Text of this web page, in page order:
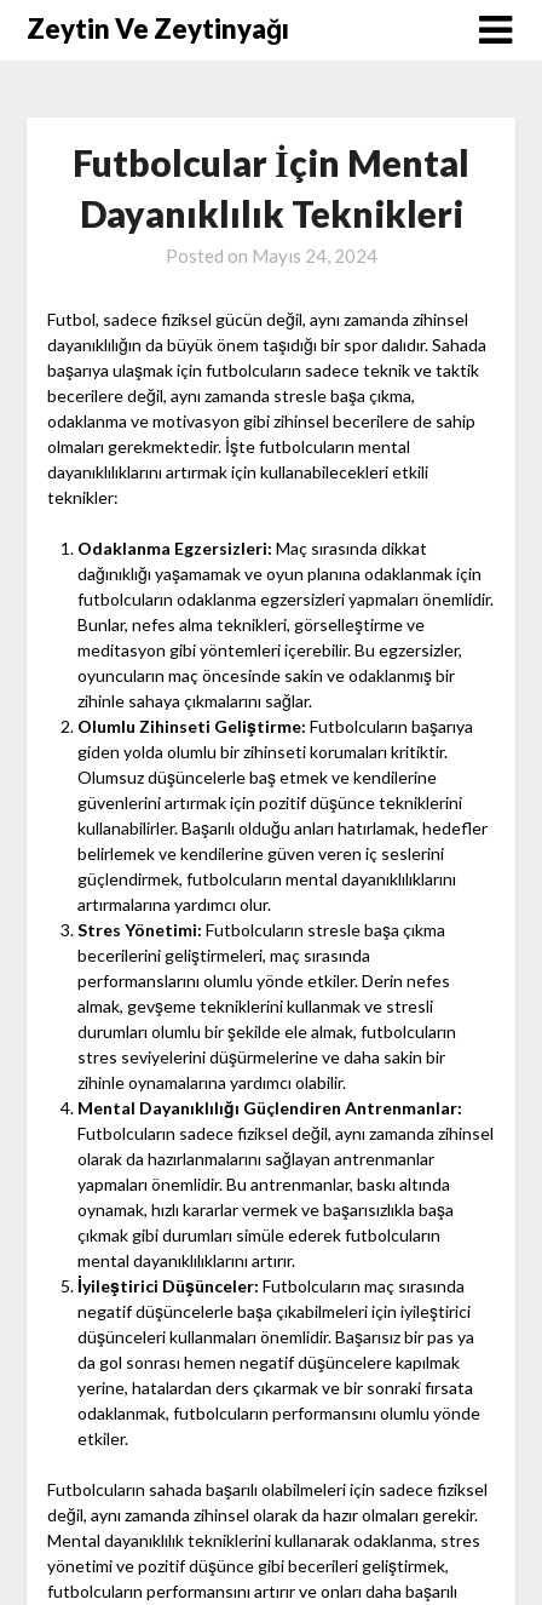
SkipZeytin Ve Zeytinyağı
Futbolcular İçin Mental
Dayanıklılık Teknikleri
Posted on Mayıs 24, 2024
Futbol, sadece fiziksel gücün değil, aynı zamanda zihinsel
dayanıklılığın da büyük önem taşıdığı bir spor dalıdır. Sahada
başarıya ulaşmak için futbolcuların sadece teknik ve taktik
becerilere değil, aynı zamanda stresle başa çıkma,
odaklanma ve motivasyon gibi zihinsel becerilere de sahip
olmaları gerekmektedir. İşte futbolcuların mental
dayanıklılıklarını artırmak için kullanabilecekleri etkili
teknikler:
Odaklanma Egzersizleri: Maç sırasında dikkat
dağınıklığı yaşamamak ve oyun planına odaklanmak için
futbolcuların odaklanma egzersizleri yapmaları önemlidir.
Bunlar, nefes alma teknikleri, görselleştirme ve
meditasyon gibi yöntemleri içerebilir. Bu egzersizler,
oyuncuların maç öncesinde sakin ve odaklanmış bir
zihinle sahaya çıkmalarını sağlar.
Olumlu Zihinseti Geliştirme: Futbolcuların başarıya
giden yolda olumlu bir zihinseti korumaları kritiktir.
Olumsuz düşüncelerle baş etmek ve kendilerine
güvenlerini artırmak için pozitif düşünce tekniklerini
kullanabilirler. Başarılı olduğu anları hatırlamak, hedefler
belirlemek ve kendilerine güven veren iç seslerini
güçlendirmek, futbolcuların mental dayanıklılıklarını
artırmalarına yardımcı olur.
Stres Yönetimi: Futbolcuların stresle başa çıkma
becerilerini geliştirmeleri, maç sırasında
performanslarını olumlu yönde etkiler. Derin nefes
almak, gevşeme tekniklerini kullanmak ve stresli
durumları olumlu bir şekilde ele almak, futbolcuların
stres seviyelerini düşürmelerine ve daha sakin bir
zihinle oynamalarına yardımcı olabilir.
Mental Dayanıklılığı Güçlendiren Antrenmanlar:
Futbolcuların sadece fiziksel değil, aynı zamanda zihinsel
olarak da hazırlanmalarını sağlayan antrenmanlar
yapmaları önemlidir. Bu antrenmanlar, baskı altında
oynamak, hızlı kararlar vermek ve başarısızlıkla başa
çıkmak gibi durumları simüle ederek futbolcuların
mental dayanıklılıklarını artırır.
İyileştirici Düşünceler: Futbolcuların maç sırasında
negatif düşüncelerle başa çıkabilmeleri için iyileştirici
düşünceleri kullanmaları önemlidir. Başarısız bir pas ya
da gol sonrası hemen negatif düşüncelere kapılmak
yerine, hatalardan ders çıkarmak ve bir sonraki fırsata
odaklanmak, futbolcuların performansını olumlu yönde
etkiler.
Futbolcuların sahada başarılı olabilmeleri için sadece fiziksel
değil, aynı zamanda zihinsel olarak da hazır olmaları gerekir.
Mental dayanıklılık tekniklerini kullanarak odaklanma, stres
yönetimi ve pozitif düşünce gibi becerileri geliştirmek,
futbolcuların performansını artırır ve onları daha başarılı